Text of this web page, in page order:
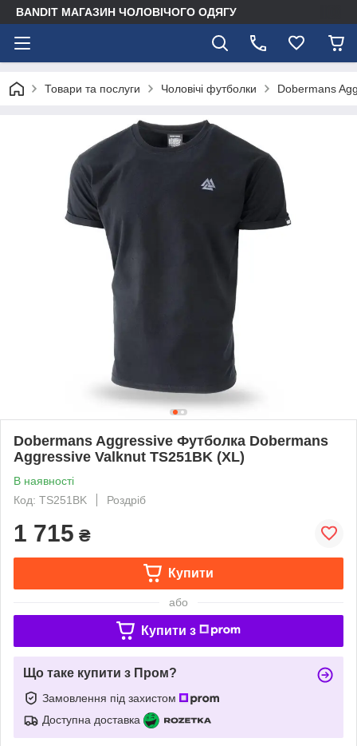
BANDIT МАГАЗИН ЧОЛОВІЧОГО ОДЯГУ
Товари та послуги Чоловічі футболки Dobermans
Dobermans Aggressive Футболка Dobermans
Aggressive Valknut TS251BK (XL)
В наявності
Код: TS251BK
Роздріб
1 715 ₴
Купити
або
Купити з
Що таке купити з Пром?
Замовлення під захистом
Доступна доставка